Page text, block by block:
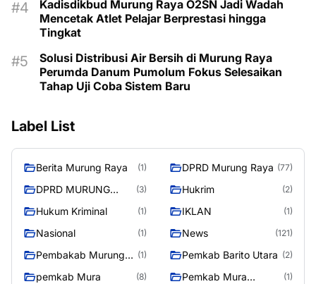
Kadisdikbud Murung Raya O2SN Jadi Wadah
Mencetak Atlet Pelajar Berprestasi hingga
Tingkat
Solusi Distribusi Air Bersih di Murung Raya
Perumda Danum Pumolum Fokus Selesaikan
Tahap Uji Coba Sistem Baru
Label List
Berita Murung Raya (1) DPRD Murung Raya (77)
DPRD MURUNG
RAYA
(3) Hukrim (2)
Hukum Kriminal (1) IKLAN (1)
Nasional (1) News (121)
Pembakab Murung
Raya
(1) Pemkab Barito Utara (2)
pemkab Mura (8)
Pemkab Mura
(1)